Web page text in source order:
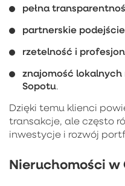
pełna
partnerskie
rzetelność i
znajomość lokalnych
Sopotu.
Dzięki temu klienci
transakcje, ale często
inwestycje i rozwój
Nieruchomości